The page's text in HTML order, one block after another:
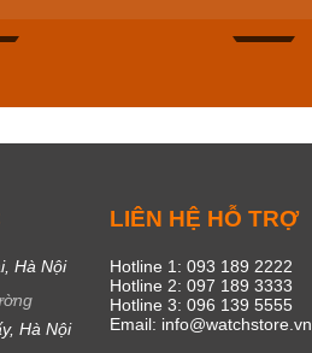
Hà Nội
Hà Nội
LIÊN HỆ HỖ TRỢ
Hotline 1: 093 189 2222
Hotline 2: 097 189 3333
Hotline 3: 096 139 5555
Email: info@watchstore.vn